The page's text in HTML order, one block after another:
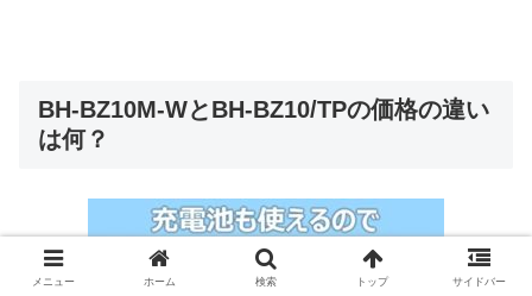
BH-BZ10M-WとBH-BZ10/TPの価格の違い
は何？
メニュー ホーム 検索 トップ サイドバー